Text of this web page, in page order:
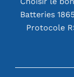
Protocole